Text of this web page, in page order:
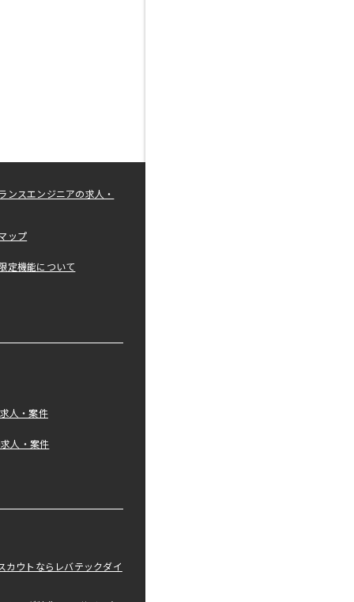
ンスエンジニアの求人・
ップ
定機能について
人・案件
人・案件
カウトならレバテックダイ